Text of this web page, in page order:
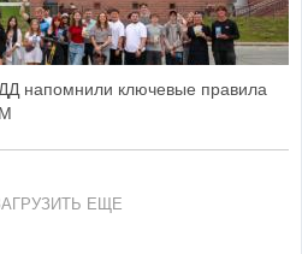
напомнили ключевые правила
ЕЩЕ